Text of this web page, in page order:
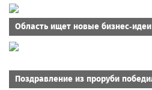
Область ищет новые бизнес-идеи
Поздравление из проруби